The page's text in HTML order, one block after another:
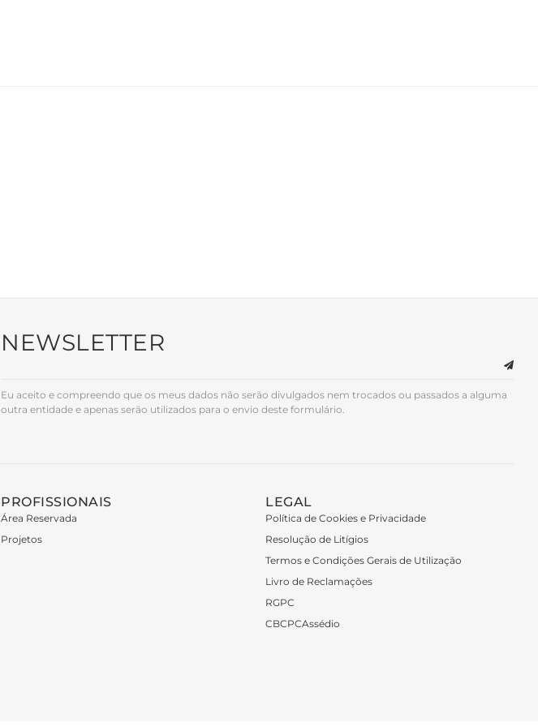
NEWSLETTER
Eu aceito e compreendo que os meus dados não serão divulgados nem trocados ou passados a alguma
outra entidade e apenas serão utilizados para o envio deste formulário.
PROFISSIONAIS
Área Reservada
Projetos
LEGAL
Política de Cookies e Privacidade
Resolução de Litígios
Termos e Condições Gerais de Utilização
Livro de Reclamações
RGPC
CBCPCAssédio